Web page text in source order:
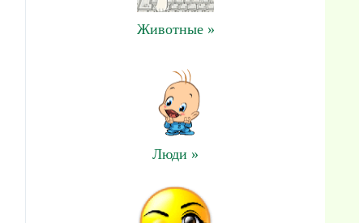
Животные »
Люди »